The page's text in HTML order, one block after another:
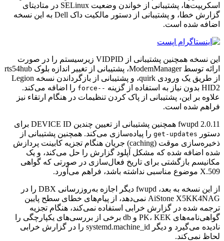
اسکریپت‌ها، پشتیبانی از خواندن وضعیت SELinux در متادیتای
گزارش خطا، و پشتیبانی از دستور مالکیت داک Dell به این نسخه
اضافه شده است.
این نسخه همچنین پشتیبانی از VIDPID زیرسیستم را در صورت
ارائه توسط ModemManager، پشتیبانی از تغییر اندازه بلوک rts54hub
از طریق یک ورودی quirk، و پشتیبانی از بازگرداندن نسخه Legion
HID2 بدون نیاز به استفاده از گزینه
--force
را اضافه می‌کند.
علاوه بر این، پشتیبانی از پاک کردن تنظیمات در هنگام ارتقاء نیز
فراهم شده است.
fwupd 2.0.11 همچنین پشتیبانی از تعیین چندین DEVICE ID برای
دستور
get-updates را پیاده‌سازی می‌کند. همچنین پشتیبانی از
ذخیره‌سازی موقت (caching) جریان هنگام تجزیه کابینت پردازش
شده اضافه شده که مشکل آپلود گزارش را حل می‌کند، و یک
مکانیسم بازگشتی برای تاریخ فعال‌سازی در صورتی که گواهی
X.509 موضوع مناسبی نداشته باشد، فراهم می‌آورد.
از این نسخه به بعد، fwupd دیگر اجازه به‌روزرسانی DBX را در
AiStone X5KK4NAG نمی‌دهد، از پیام‌های خطای سطح پایین
ترجمه شده در گزارش خرابی استفاده نمی‌کند، هنگام تجزیه
گواهی‌نامه‌های PK، KEK و db برخی از بررسی‌های یکپارچگی را
نادیده می‌گیرد و دیگر systemd.machine_id را در گزارش خرابی
لحاظ نمی‌کند.